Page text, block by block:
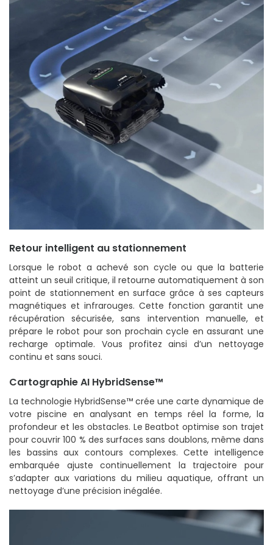
Retour intelligent au stationnement
Lorsque le robot a achevé son cycle ou que la batterie
atteint un seuil critique, il retourne automatiquement à son
point de stationnement en surface grâce à ses capteurs
magnétiques et infrarouges. Cette fonction garantit une
récupération sécurisée, sans intervention manuelle, et
prépare le robot pour son prochain cycle en assurant une
recharge optimale. Vous profitez ainsi d’un nettoyage
continu et sans souci.
Cartographie AI HybridSense™
La technologie HybridSense™ crée une carte dynamique de
votre piscine en analysant en temps réel la forme, la
profondeur et les obstacles. Le Beatbot optimise son trajet
pour couvrir 100 % des surfaces sans doublons, même dans
les bassins aux contours complexes. Cette intelligence
embarquée ajuste continuellement la trajectoire pour
s’adapter aux variations du milieu aquatique, offrant un
nettoyage d’une précision inégalée.